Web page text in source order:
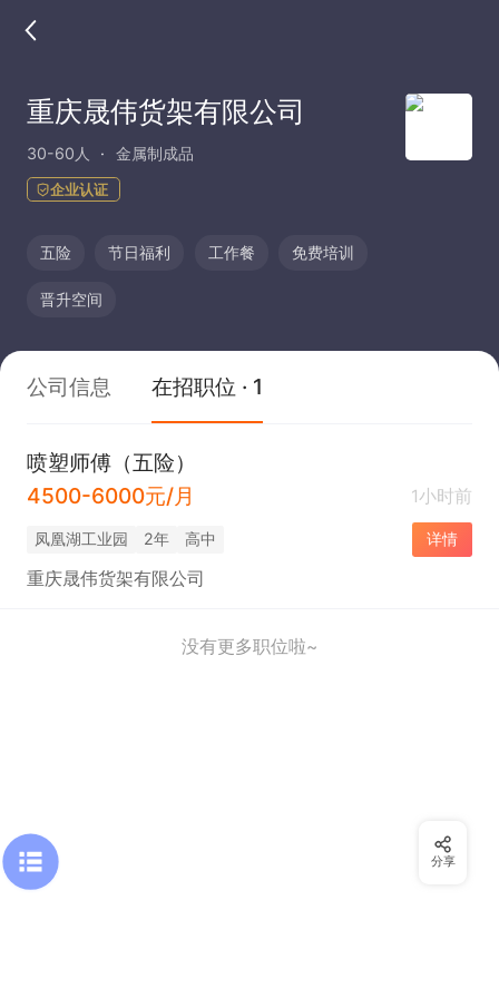
重庆晟伟货架有限公司
30-60人 金属制成品
企业认证
五险 节日福利 工作餐 免费培训
晋升空间
公司信息 在招职位 · 1
喷塑师傅（五险）
4500-6000元/月
1小时前
凤凰湖工业园 2年 高中 详情
重庆晟伟货架有限公司
没有更多职位啦~
分享